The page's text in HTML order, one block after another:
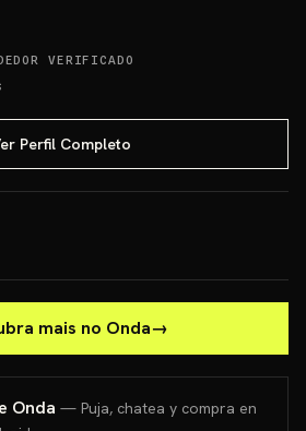
VERIFICADO
Perfil Completo
mais no Onda→
Onda — Puja, chatea y compra en